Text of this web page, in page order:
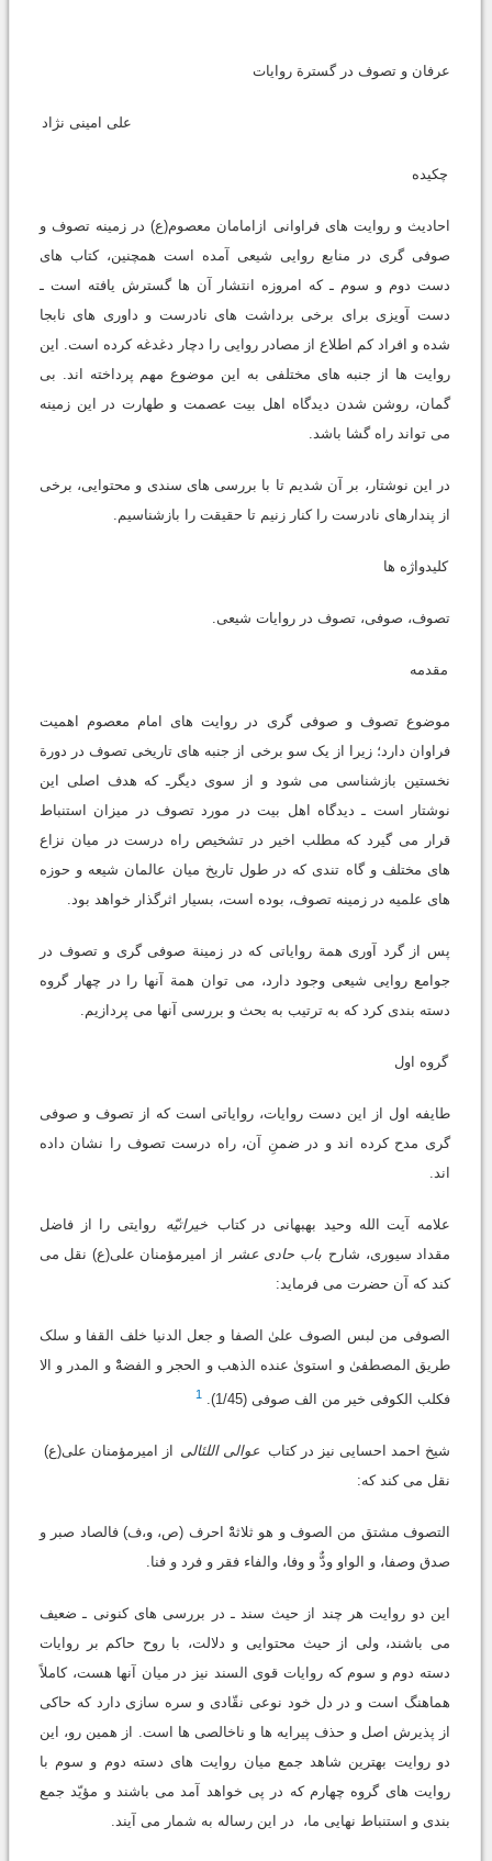
عرفان و تصوف در گسترة روایات
علی امینی نژاد
چکیده
احادیث و روایت های فراوانی ازامامان معصوم(ع) در زمینه تصوف و
صوفی گری در منابع روایی شیعی آمده است همچنین، کتاب های
دست دوم و سوم ـ که امروزه انتشار آن ها گسترش یافته است ـ
دست آویزی برای برخی برداشت های نادرست و داوری های نابجا
شده و افراد کم اطلاع از مصادر روایی را دچار دغدغه کرده است. این
روایت ها از جنبه های مختلفی به این موضوع مهم پرداخته اند. بی
گمان، روشن شدن دیدگاه اهل بیت عصمت و طهارت در این زمینه
می تواند راه گشا باشد.
در این نوشتار، بر آن شدیم تا با بررسی های سندی و محتوایی، برخی
از پندارهای نادرست را کنار زنیم تا حقیقت را بازشناسیم.
کلیدواژه ها
تصوف، صوفی، تصوف در روایات شیعی.
مقدمه
موضوع تصوف و صوفی گری در روایت های امام معصوم اهمیت
فراوان دارد؛ زیرا از یک سو برخی از جنبه های تاریخی تصوف در دورة
نخستین بازشناسی می شود و از سوی دیگرـ که هدف اصلی این
نوشتار است ـ دیدگاه اهل بیت در مورد تصوف در میزان استنباط
قرار می گیرد که مطلب اخیر در تشخیص راه درست در میان نزاع
های مختلف و گاه تندی که در طول تاریخ میان عالمان شیعه و حوزه
های علمیه در زمینه تصوف، بوده است، بسیار اثرگذار خواهد بود.
پس از گرد آوری همة روایاتی که در زمینة صوفی گری و تصوف در
جوامع روایی شیعی وجود دارد، می توان همة آنها را در چهار گروه
دسته بندی کرد که به ترتیب به بحث و بررسی آنها می پردازیم.
گروه اول
طایفه اول از این دست روایات، روایاتی است که از تصوف و صوفی
گری مدح کرده اند و در ضمنِ آن، راه درست تصوف را نشان داده
اند.
علامه آیت الله وحید بهبهانی در کتاب خیراتیّه
روایتی را از فاضل
مقداد سیوری، شارح باب حادی عشر
از امیرمؤمنان علی(ع) نقل می
کند که آن حضرت می فرماید:
الصوفی من لبس الصوف علیٰ الصفا و جعل الدنیا خلف القفا و سلک
طریق المصطفیٰ و استویٰ عنده الذهب و الحجر و الفضهْْ و المدر و الا
فکلب الکوفی خیر من الف صوفی (1/45). 1
شیخ احمد احسایی نیز در کتاب عوالی اللئالی
از امیرمؤمنان علی(ع)
نقل می کند که:
التصوف مشتق من الصوف و هو ثلاثهْْ احرف (ص، و،ف) فالصاد صبر و
صدق وصفا، و الواو ودٌّ و وفا، والفاء فقر و فرد و فنا.
این دو روایت هر چند از حیث سند ـ در بررسی های کنونی ـ ضعیف
می باشند، ولی از حیث محتوایی و دلالت، با روح حاکم بر روایات
دسته دوم و سوم که روایات قوی السند نیز در میان آنها هست، کاملاً
هماهنگ است و در دل خود نوعی نقّادی و سره سازی دارد که حاکی
از پذیرش اصل و حذف پیرایه ها و ناخالصی ها است. از همین رو، این
دو روایت بهترین شاهد جمع میان روایت های دسته دوم و سوم با
روایت های گروه چهارم که در پی خواهد آمد می باشند و مؤیّد جمع
بندی و استنباط نهایی ما، در این رساله به شمار می آیند.